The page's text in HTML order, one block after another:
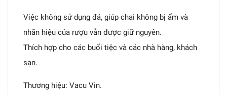
Việc không sử dụng đá, giúp chai không bị ẩm và
nhãn hiệu của rượu vẫn được giữ nguyên.
Thích hợp cho các buổi tiệc và các nhà hàng, khách
sạn.
Thương hiệu: Vacu Vin.